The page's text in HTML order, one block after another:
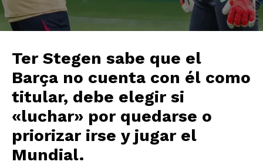
Ter Stegen sabe que el
Barça no cuenta con él como
titular, debe elegir si
«luchar» por quedarse o
priorizar irse y jugar el
Mundial.